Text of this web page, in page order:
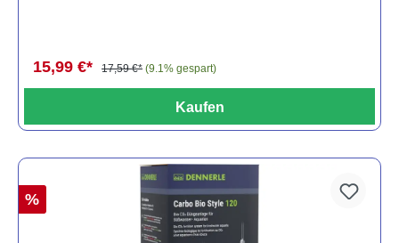
15,99 €* 17,59 €* (9.1% gespart)
Kaufen
%